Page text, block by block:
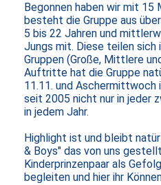
Begonnen haben wir mit 15
besteht die Gruppe aus
5 bis 22 Jahren und
Jungs mit. Diese teilen sich
Gruppen (Große, Mittlere
Auftritte hat die Gruppe
11.11. und Aschermittwoch
seit 2005 nicht nur in jeder
in jedem Jahr.
Highlight ist und bleibt
& Boys" das von uns
Kinderprinzenpaar als
begleiten und hier ihr